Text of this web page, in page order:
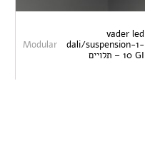
vader led
dali/suspension-1-
10 GI – תלויים
Modular